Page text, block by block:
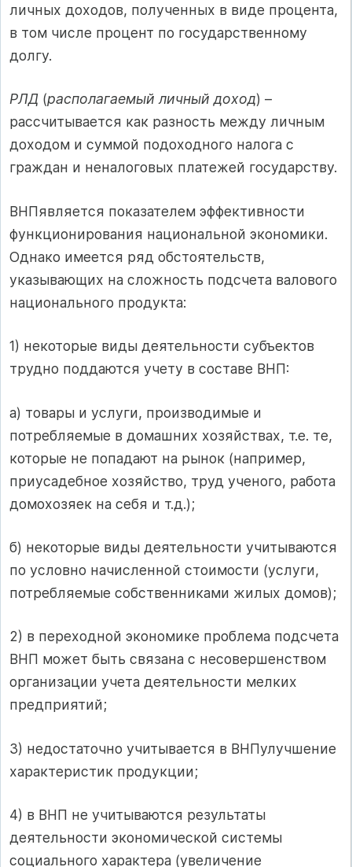
личных доходов, полученных в виде процента,
в том числе процент по государственному
долгу.
РЛД (располагаемый личный доход) –
рассчитывается как разность между личным
доходом и суммой подоходного налога с
граждан и неналоговых платежей государству.
ВНПявляется показателем эффективности
функционирования национальной экономики.
Однако имеется ряд обстоятельств,
указывающих на сложность подсчета валового
национального продукта:
1) некоторые виды деятельности субъектов
трудно поддаются учету в составе ВНП:
а) товары и услуги, производимые и
потребляемые в домашних хозяйствах, т.е. те,
которые не попадают на рынок (например,
приусадебное хозяйство, труд ученого, работа
домохозяек на себя и т.д.);
б) некоторые виды деятельности учитываются
по условно начисленной стоимости (услуги,
потребляемые собственниками жилых домов);
2) в переходной экономике проблема подсчета
ВНП может быть связана с несовершенством
организации учета деятельности мелких
предприятий;
3) недостаточно учитывается в ВНПулучшение
характеристик продукции;
4) в ВНП не учитываются результаты
деятельности экономической системы
социального характера (увеличение